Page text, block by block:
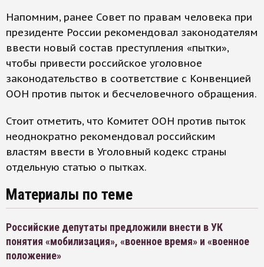
Напомним, ранее Совет по правам человека при
президенте России рекомендовал законодателям
ввести новый состав преступления «пытки»,
чтобы привести российское уголовное
законодательство в соответствие с Конвенцией
ООН против пыток и бесчеловечного обращения.
Стоит отметить, что Комитет ООН против пыток
неоднократно рекомендовал российским
властям ввести в Уголовный кодекс страны
отдельную статью о пытках.
Материалы по теме
Российские депутаты предложили внести в УК
понятия «мобилизация», «военное время» и «военное
положение»